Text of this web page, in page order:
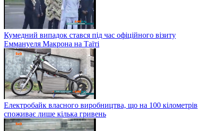
Кумедний випадок стався під час офіційного візиту
Еммануеля Макрона на Таїті
Електробайк власного виробництва, що на 100 кілометрів
споживає лише кілька гривень